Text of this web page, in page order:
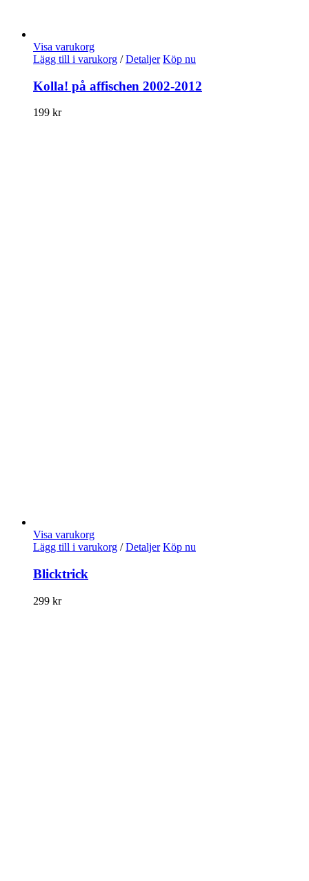
Visa varukorg
Lägg till i varukorg / Detaljer Köp nu
Kolla! på affischen 2002-2012
199 kr
Visa varukorg
Lägg till i varukorg / Detaljer Köp nu
Blicktrick
299 kr